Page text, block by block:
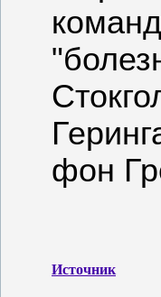
фон
Источник